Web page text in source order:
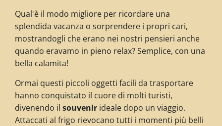
Qual'è il modo migliore per ricordare una
splendida vacanza o sorprendere i propri cari,
mostrandogli che erano nei nostri pensieri anche
quando eravamo in pieno relax? Semplice, con una
bella calamita!
Ormai questi piccoli oggetti facili da trasportare
hanno conquistato il cuore di molti turisti,
divenendo il souvenir ideale dopo un viaggio.
Attaccati al frigo rievocano tutti i momenti più belli